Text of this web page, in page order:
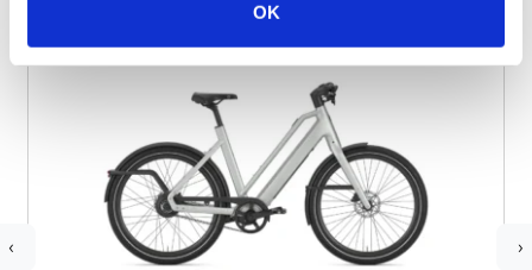
OK
‹ ›